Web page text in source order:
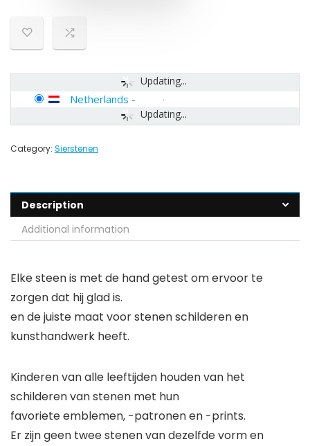
Updating...
Updating...
Netherlands -
Category: Sierstenen
Description
Additional information
Elke steen is met de hand getest om ervoor te
zorgen dat hij glad is.
en de juiste maat voor stenen schilderen en
kunsthandwerk heeft.
Kinderen van alle leeftijden houden van het
schilderen van stenen met hun
favoriete emblemen, -patronen en -prints.
Er zijn geen twee stenen van dezelfde vorm en